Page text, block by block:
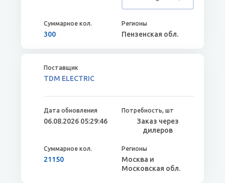
300 Пензенская обл.
TDM ELECTRIC
06.08.2026 05:29:46
21150
Заказ через
дилеров
Москва и
Московская обл.